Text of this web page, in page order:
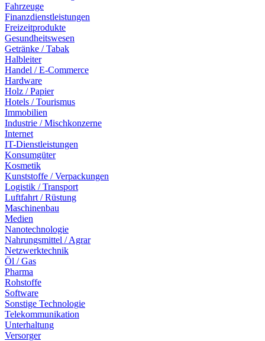
Fahrzeuge
Finanzdienstleistungen
Freizeitprodukte
Gesundheitswesen
Getränke / Tabak
Halbleiter
Handel / E-Commerce
Hardware
Holz / Papier
Hotels / Tourismus
Immobilien
Industrie / Mischkonzerne
Internet
IT-Dienstleistungen
Konsumgüter
Kosmetik
Kunststoffe / Verpackungen
Logistik / Transport
Luftfahrt / Rüstung
Maschinenbau
Medien
Nanotechnologie
Nahrungsmittel / Agrar
Netzwerktechnik
Öl / Gas
Pharma
Rohstoffe
Software
Sonstige Technologie
Telekommunikation
Unterhaltung
Versorger